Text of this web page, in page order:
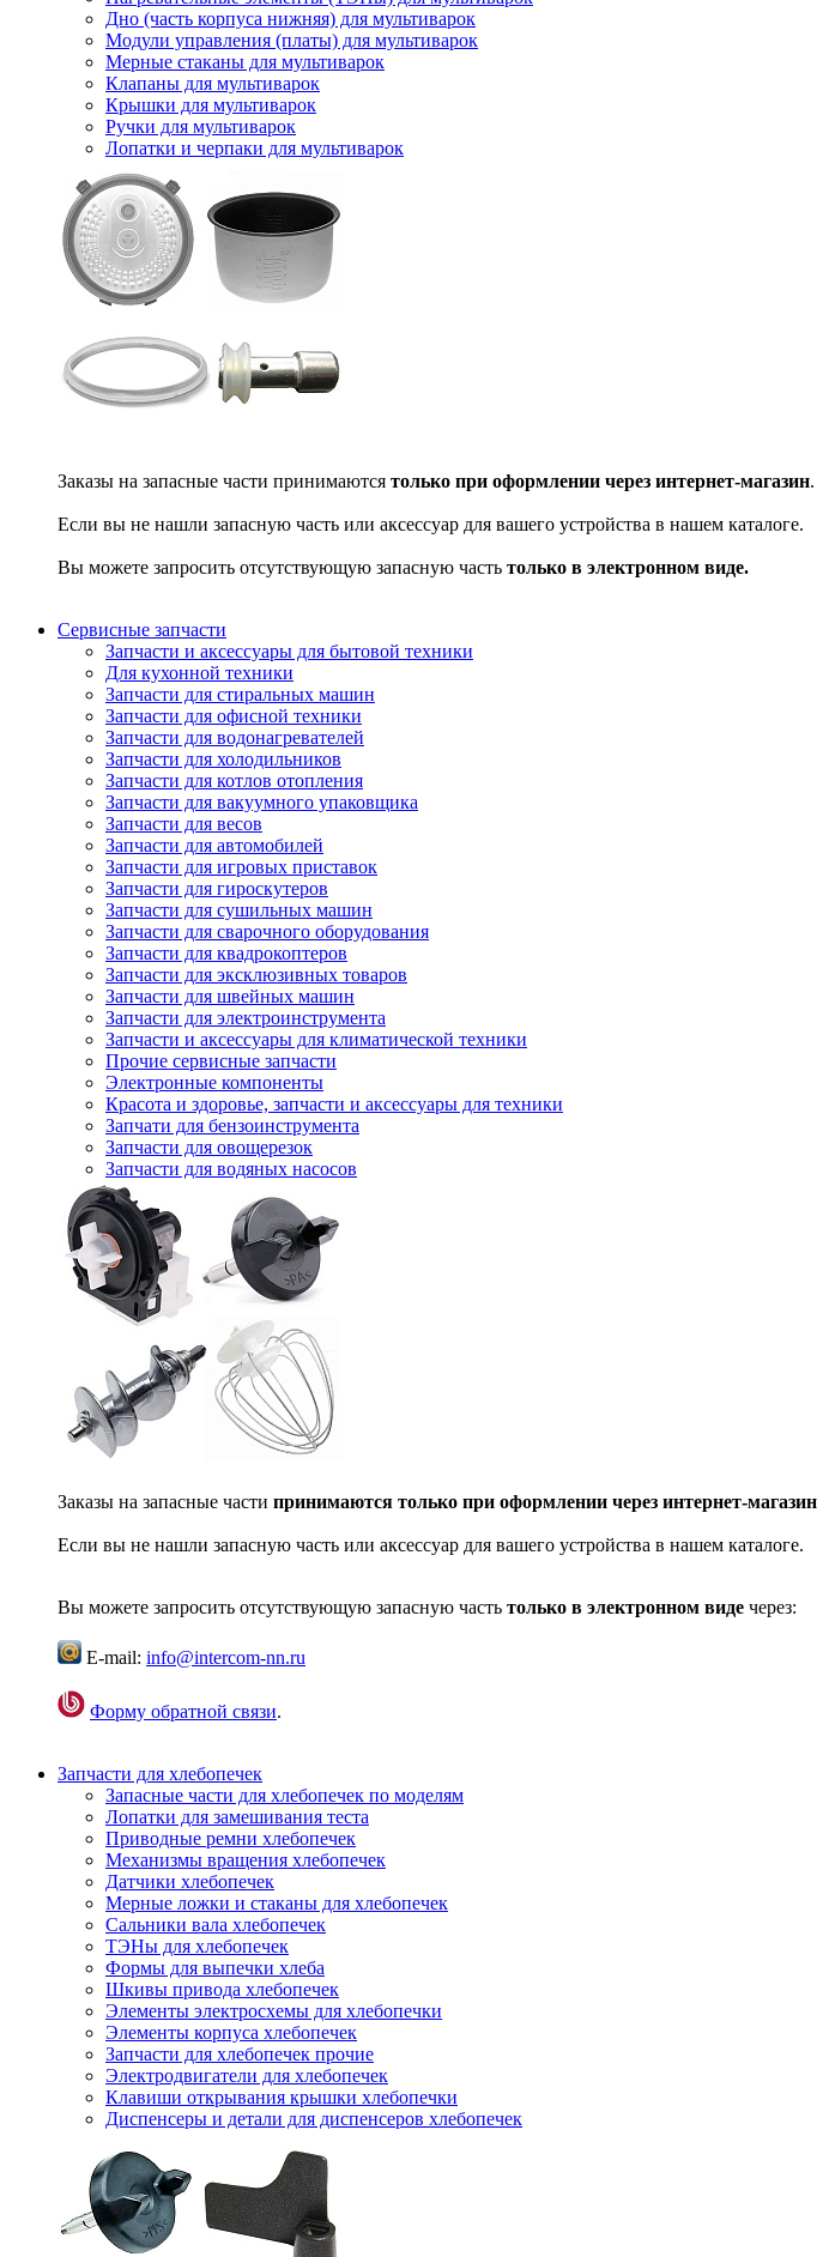
Дно (часть корпуса нижняя) для мультиварок
Модули управления (платы) для мультиварок
Мерные стаканы для мультиварок
Клапаны для мультиварок
Крышки для мультиварок
Ручки для мультиварок
Лопатки и черпаки для мультиварок
Заказы на запасные части принимаются только при оформлении через интернет-магазин.
Если вы не нашли запасную часть или аксессуар для вашего устройства в нашем каталоге.
Вы можете запросить отсутствующую запасную часть только в электронном виде.
Сервисные запчасти
Запчасти и аксессуары для бытовой техники
Для кухонной техники
Запчасти для стиральных машин
Запчасти для офисной техники
Запчасти для водонагревателей
Запчасти для холодильников
Запчасти для котлов отопления
Запчасти для вакуумного упаковщика
Запчасти для весов
Запчасти для автомобилей
Запчасти для игровых приставок
Запчасти для гироскутеров
Запчасти для сушильных машин
Запчасти для сварочного оборудования
Запчасти для квадрокоптеров
Запчасти для эксклюзивных товаров
Запчасти для швейных машин
Запчасти для электроинструмента
Запчасти и аксессуары для климатической техники
Прочие сервисные запчасти
Электронные компоненты
Красота и здоровье, запчасти и аксессуары для техники
Запчати для бензоинструмента
Запчасти для овощерезок
Запчасти для водяных насосов
Заказы на запасные части принимаются только при оформлении через интернет-магазин
Если вы не нашли запасную часть или аксессуар для вашего устройства в нашем каталоге.
Вы можете запросить отсутствующую запасную часть только в электронном виде через:
E-mail: info@intercom-nn.ru
Форму обратной связи.
Запчасти для хлебопечек
Запасные части для хлебопечек по моделям
Лопатки для замешивания теста
Приводные ремни хлебопечек
Механизмы вращения хлебопечек
Датчики хлебопечек
Мерные ложки и стаканы для хлебопечек
Сальники вала хлебопечек
ТЭНы для хлебопечек
Формы для выпечки хлеба
Шкивы привода хлебопечек
Элементы электросхемы для хлебопечки
Элементы корпуса хлебопечек
Запчасти для хлебопечек прочие
Электродвигатели для хлебопечек
Клавиши открывания крышки хлебопечки
Диспенсеры и детали для диспенсеров хлебопечек